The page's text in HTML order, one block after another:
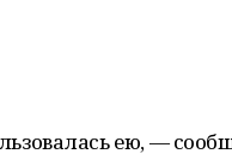
ею, —